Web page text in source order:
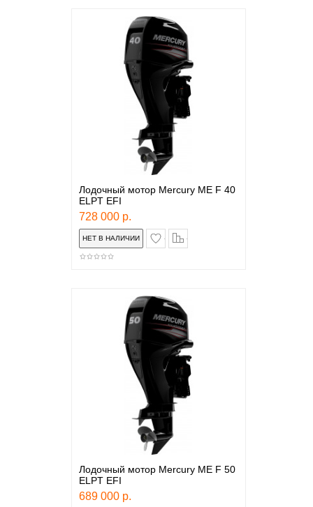
Лодочный мотор Mercury ME F 40
ELPT EFI
728 000 р.
в закладки
Лодочный мотор Mercury ME F 50
ELPT EFI
689 000 р.